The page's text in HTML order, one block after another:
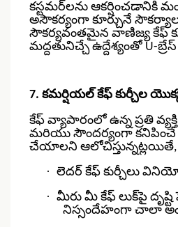
కస్టమర్‌లను ఆకర్షించడానికి
అసౌకర్యంగా కూర్చునే
సౌకర్యవంతమైన వాణిజ్య కేఫ్
మద్దతునిచ్చే ఉద్దేశ్యంతో U-
7. కమర్షియల్ కేఫ్ కుర్చీల
కేఫ్ వ్యాపారంలో ఉన్న ప్రతి
మరియు సౌందర్యంగా కనిపించే
చేయాలని ఆలోచిస్తున్నట్లయితే,
· లెదర్ కేఫ్ కుర్చీలు
· మీరు మీ కేఫ్ లుక్‌పై
నిస్సందేహంగా చాలా